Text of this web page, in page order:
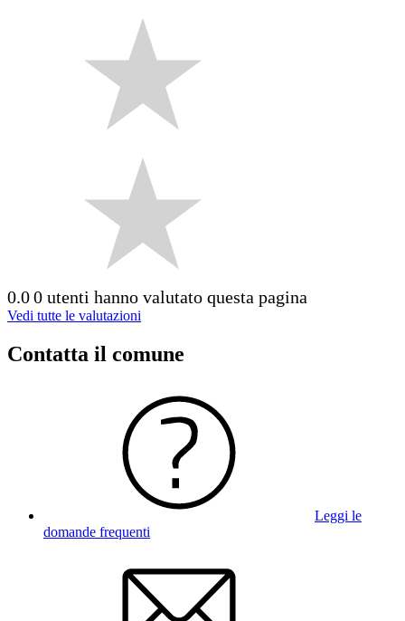
0.00 utenti hanno valutato questa pagina
Vedi tutte le valutazioni
Contatta il comune
Leggi le
domande frequenti